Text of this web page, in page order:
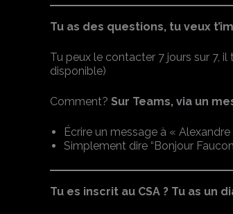
Tu as des questions, tu veux
Tu peux le contacter 7 jours sur 7,
disponible)
Comment? Sur Teams, via un
Écrire un message à «
Simplement dire “Bonjour
Tu es inscrit au CSA ? Tu as un